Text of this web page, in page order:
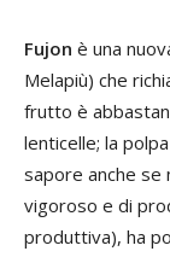
Fujon è una
Melapiù) che
frutto è
lenticelle; la
sapore anche se
vigoroso e di
produttiva), ha